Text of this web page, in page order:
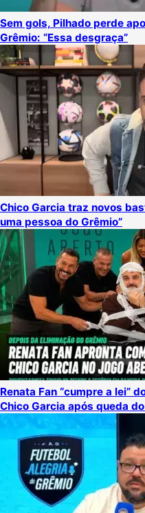
Sem gols, Pilhado perde
Grêmio: “Essa desgraça”
Chico Garcia traz novos
uma pessoa do Grêmio”
Renata Fan “cumpre a lei”
Chico Garcia após queda